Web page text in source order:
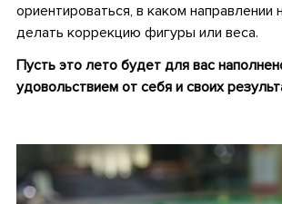
ориентироваться, в каком направлении
делать коррекцию фигуры или веса.
Пусть это лето будет для вас
удовольствием от себя и своих